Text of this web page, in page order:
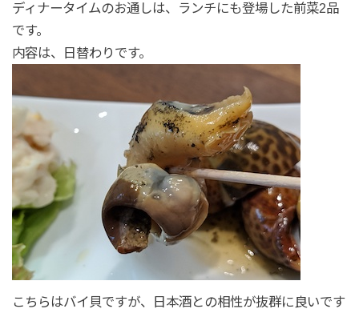
ディナータイムのお通しは、ランチにも登場した前菜2品
です。
内容は、日替わりです。
こちらはバイ貝ですが、日本酒との相性が抜群に良いです